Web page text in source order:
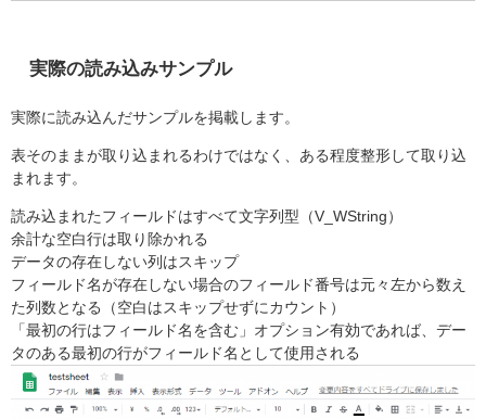
実際の読み込みサンプル
実際に読み込んだサンプルを掲載します。
表そのままが取り込まれるわけではなく、ある程度整形して取り込
まれます。
読み込まれたフィールドはすべて文字列型（V_WString）
余計な空白行は取り除かれる
データの存在しない列はスキップ
フィールド名が存在しない場合のフィールド番号は元々左から数え
た列数となる（空白はスキップせずにカウント）
「最初の行はフィールド名を含む」オプション有効であれば、デー
タのある最初の行がフィールド名として使用される